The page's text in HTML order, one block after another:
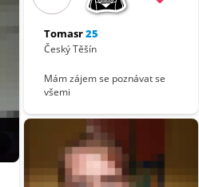
Tomasr25
Český Těšín
Mám zájem se poznávat se
všemi